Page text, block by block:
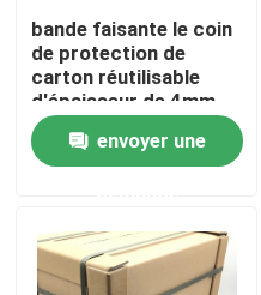
Accueil
A propos de nous
Contacts
bande faisante le coin
de protection de
carton réutilisable
d'épaisseur de 4mm
envoyer une